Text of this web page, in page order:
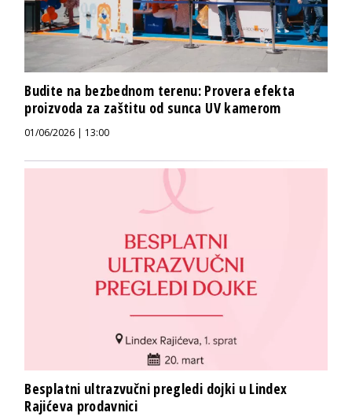
Budite na bezbednom terenu: Provera efekta
proizvoda za zaštitu od sunca UV kamerom
01/06/2026 | 13:00
Besplatni ultrazvučni pregledi dojki u Lindex
Rajićeva prodavnici